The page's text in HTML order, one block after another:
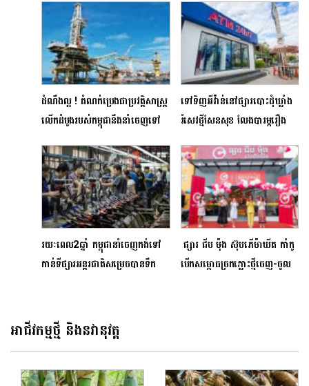
ដំណឹងល្អ ! តំណក់ប្រេងជាប្រវត្តិសាស្ត្រ
លើកដំបូងរបស់កម្ពុជានឹងនាំចេញទៅ
នេះ
ទៅទិញអីវ៉ាន់នៅផ្សារបោះដុំឃ្លាំង
រំសេវថ្មីសែនសុខ លែងបារម្ភរឿង
រយៈពេល2ឆ្នាំ កម្ពុជានាំចេញកង់ទៅ
កាន់ទីផ្សារអន្តរជាតិសម្រេចបានទឹក
ផ្សារ ជីប ម៉ុង ស៊ុបភើម៉ាឃីត កាំកូ
បើកសម្ពោធច្រកភ្លោះថ្មីចេញ-ចូល
អាជីវកម្មថ្មី និងនវានុវត្ត